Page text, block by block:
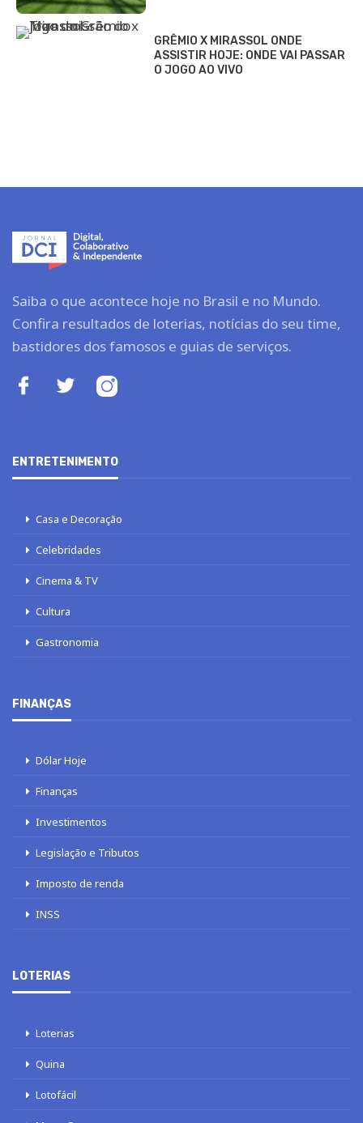
GRÊMIO X MIRASSOL ONDE
ASSISTIR HOJE: ONDE VAI PASSAR
O JOGO AO VIVO
Saiba o que acontece hoje no Brasil e no Mundo.
Confira resultados de loterias, notícias do seu time,
bastidores dos famosos e guias de serviços.
ENTRETENIMENTO
Casa e Decoração
Celebridades
Cinema & TV
Cultura
Gastronomia
FINANÇAS
Dólar Hoje
Finanças
Investimentos
Legislação e Tributos
Imposto de renda
INSS
LOTERIAS
Loterias
Quina
Lotofácil